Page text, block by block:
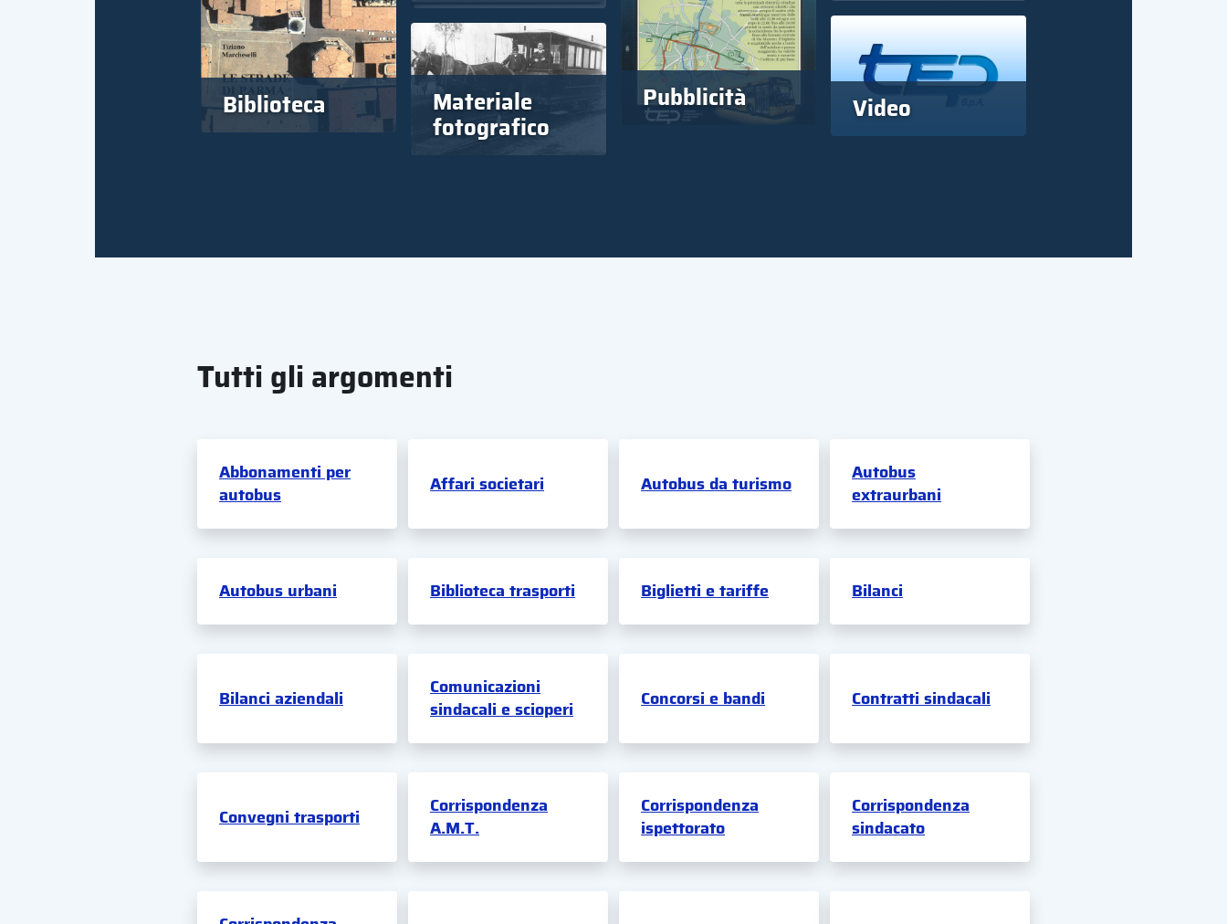
Biblioteca Materiale
fotografico
Pubblicità Video
Tutti gli argomenti
Abbonamenti per
autobus
Affari societari Autobus da turismo
Autobus
extraurbani
Autobus urbani Biblioteca trasporti Biglietti e tariffe Bilanci
Bilanci aziendali
Comunicazioni
sindacali e scioperi
Concorsi e bandi Contratti sindacali
Convegni trasporti
Corrispondenza
A.M.T.
Corrispondenza
ispettorato
Corrispondenza
sindacato